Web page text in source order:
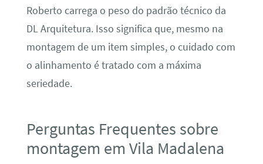
Roberto carrega o peso do padrão técnico da
DL Arquitetura. Isso significa que, mesmo na
montagem de um item simples, o cuidado com
o alinhamento é tratado com a máxima
seriedade.
Perguntas Frequentes sobre
montagem em Vila Madalena